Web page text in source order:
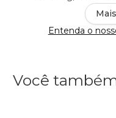
Entenda o
Você